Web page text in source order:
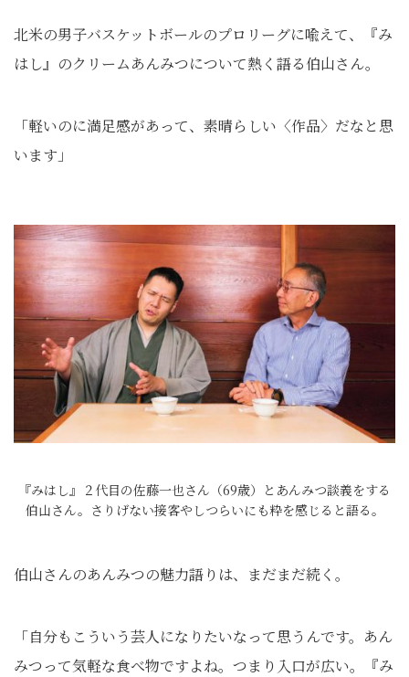
北米の男子バスケットボールのプロリーグに喩えて、『み
はし』のクリームあんみつについて熱く語る伯山さん。
「軽いのに満足感があって、素晴らしい〈作品〉だなと思
います」
『みはし』２代目の佐藤一也さん（69歳）とあんみつ談義をする
伯山さん。さりげない接客やしつらいにも粋を感じると語る。
伯山さんのあんみつの魅力語りは、まだまだ続く。
「自分もこういう芸人になりたいなって思うんです。あん
みつって気軽な食べ物ですよね。つまり入口が広い。『み